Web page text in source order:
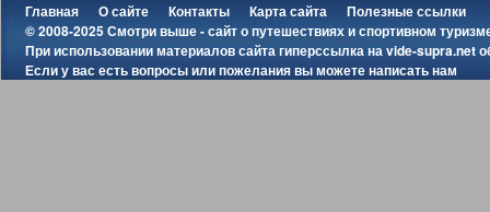
Главная О сайте Контакты Карта сайта
Полезные ссылки
© 2008-2025 Смотри выше - сайт о путешествиях и спортивном
При использовании материалов сайта гиперссылка наvide-supra.net
Если у вас есть вопросы или пожелания вы можетенаписать нам